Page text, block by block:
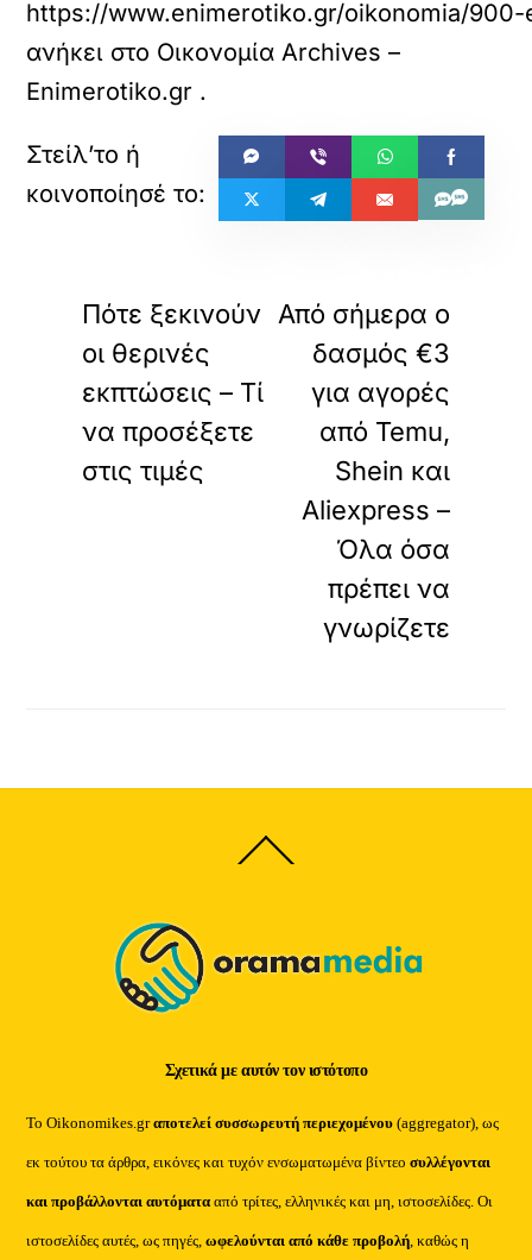
https://www.enimerotiko.gr/oikonomia/
ανήκει στο Οικονομία Archives –
Enimerotiko.gr .
Πότε ξεκινούν
οι θερινές
εκπτώσεις – Τί
να προσέξετε
στις τιμές
Από σήμερα ο
δασμός €3
για αγορές
από Temu,
Shein και
Aliexpress –
Όλα όσα
πρέπει να
γνωρίζετε
Back
To
Σχετικά με αυτόν τον ιστότοπο
Το Oikonomikes.grαποτελεί συσσωρευτή περιεχομένου (aggregator), ως
εκ τούτου τα άρθρα, εικόνες και τυχόν ενσωματωμένα βίντεοσυλλέγονται
και προβάλλονται αυτόματααπό τρίτες, ελληνικές και μη, ιστοσελίδες. Οι
ιστοσελίδες αυτές, ως πηγές,ωφελούνται από κάθε προβολή, καθώς η